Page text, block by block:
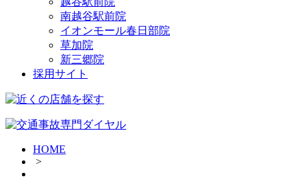
南越谷駅前院
イオンモール春日部院
草加院
新三郷院
採用サイト
HOME
>